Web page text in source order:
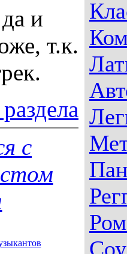
и
т.к.
с